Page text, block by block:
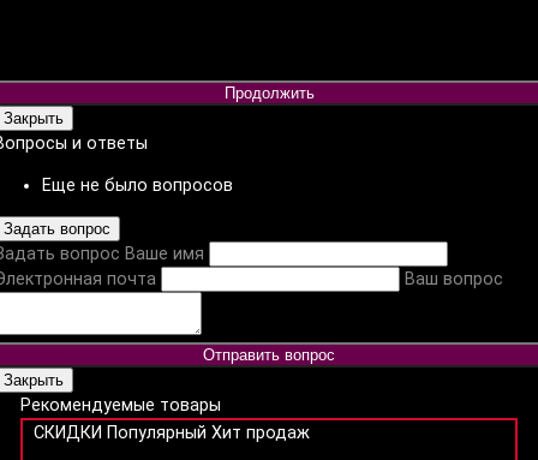
Продолжить
Закрыть
и ответы
Еще не было вопросов
Задать вопрос
вопрос Ваше имя
почта
Ваш вопрос
Отправить вопрос
Закрыть
Рекомендуемые товары
СКИДКИ Популярный Хит продаж